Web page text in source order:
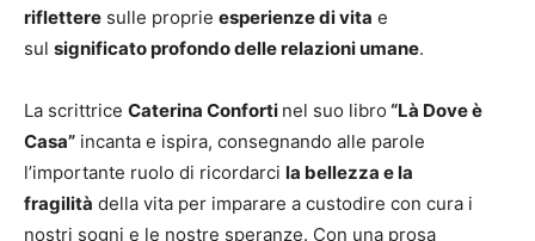
riflettere sulle proprie esperienze di vita e
sul significato profondo delle relazioni umane.
La scrittrice Caterina Conforti nel suo libro “Là Dove è
Casa” incanta e ispira, consegnando alle parole
l’importante ruolo di ricordarci la bellezza e la
fragilità della vita per imparare a custodire con cura i
nostri sogni e le nostre speranze. Con una prosa